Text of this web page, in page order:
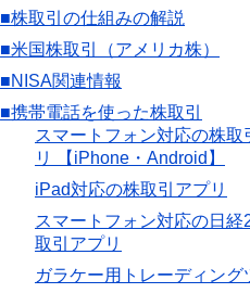
■株取引の仕組みの解説
■米国株取引（アメリカ株）
■NISA関連情報
■携帯電話を使った株取引
スマートフォン対応の株取
リ 【iPhone・Android】
iPad対応の株取引アプリ
スマートフォン対応の日経
取引アプリ
ガラケー用トレーディング